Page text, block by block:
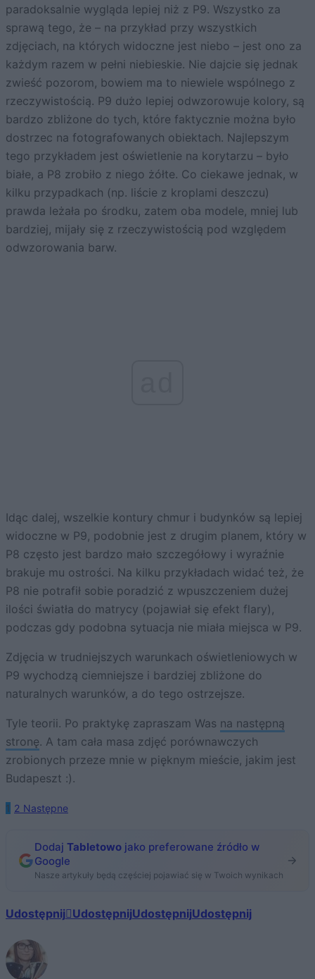
paradoksalnie wygląda lepiej niż z P9. Wszystko za
sprawą tego, że – na przykład przy wszystkich
zdjęciach, na których widoczne jest niebo – jest ono za
każdym razem w pełni niebieskie. Nie dajcie się jednak
zwieść pozorom, bowiem ma to niewiele wspólnego z
rzeczywistością. P9 dużo lepiej odwzorowuje kolory, są
bardzo zbliżone do tych, które faktycznie można było
dostrzec na fotografowanych obiektach. Najlepszym
tego przykładem jest oświetlenie na korytarzu – było
białe, a P8 zrobiło z niego żółte. Co ciekawe jednak, w
kilku przypadkach (np. liście z kroplami deszczu)
prawda leżała po środku, zatem oba modele, mniej lub
bardziej, mijały się z rzeczywistością pod względem
odwzorowania barw.
Idąc dalej, wszelkie kontury chmur i budynków są lepiej
widoczne w P9, podobnie jest z drugim planem, który w
P8 często jest bardzo mało szczegółowy i wyraźnie
brakuje mu ostrości. Na kilku przykładach widać też, że
P8 nie potrafił sobie poradzić z wpuszczeniem dużej
ilości światła do matrycy (pojawiał się efekt flary),
podczas gdy podobna sytuacja nie miała miejsca w P9.
Zdjęcia w trudniejszych warunkach oświetleniowych w
P9 wychodzą ciemniejsze i bardziej zbliżone do
naturalnych warunków, a do tego ostrzejsze.
Tyle teorii. Po praktykę zapraszam Was na następną
stronę. A tam cała masa zdjęć porównawczych
zrobionych przeze mnie w pięknym mieście, jakim jest
Budapeszt :).
1 2 Następne
Dodaj Tabletowo jako preferowane źródło w
Google
Nasze artykuły będą częściej pojawiać się w Twoich wynikach
Udostępnij UdostępnijUdostępnijUdostępnij